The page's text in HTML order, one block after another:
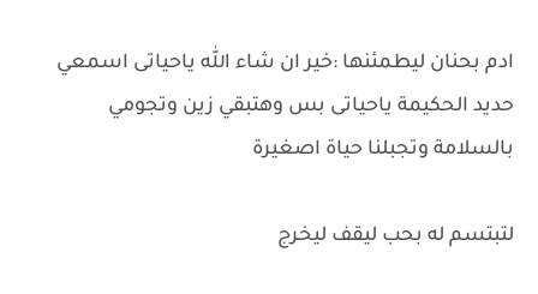
ادم بحنان ليطمئنها :خير ان شاء الله ياحياتى اسمعي
حديد الحكيمة ياحياتى بس وهتبقي زين وتجومي
بالسلامة وتجبلنا حياة اصغيرة
لتبتسم له بحب ليقف ليخرج